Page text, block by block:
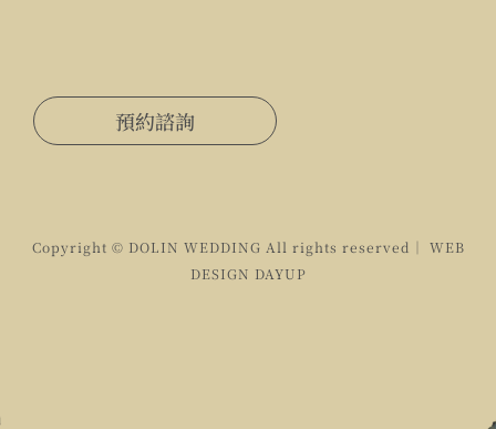
預約諮詢
Copyright © DOLIN WEDDING All rights reserved｜ WEB
DESIGN DAYUP